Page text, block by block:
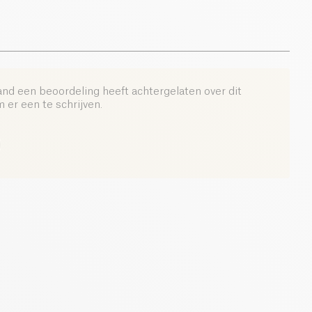
een beoordeling heeft achtergelaten over dit
er een te schrijven.